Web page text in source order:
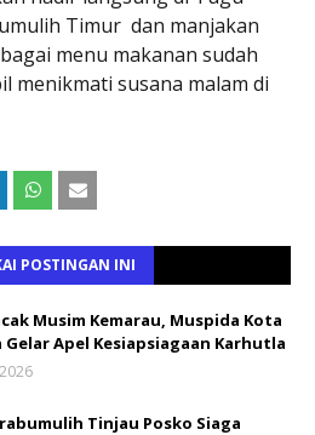
Timur dan manjakan
menu makanan sudah
menikmati susana malam di
POSTINGAN INI
Musim Kemarau, Muspida Kota
Apel Kesiapsiagaan Karhutla
Tinjau Posko Siaga